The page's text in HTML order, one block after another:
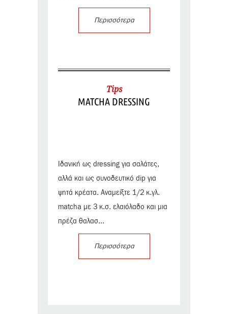
Περισσότερα
Tips
MATCHA DRESSING
Ιδανική ως dressing για σαλάτες,
αλλά και ως συνοδευτικό dip για
ψητά κρέατα. Αναμείξτε 1/2 κ.γλ.
matcha με 3 κ.σ. ελαιόλαδο και μια
πρέζα θαλασ...
Περισσότερα